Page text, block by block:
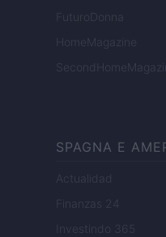
FuturoDonna
HomeMagazine
SPAGNA E
Actualidad
Finanzas 24
Investindo 365